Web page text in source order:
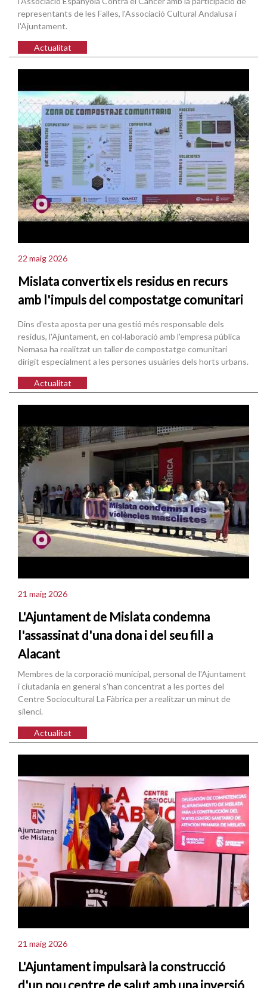
representants de les Falles, l'Associació Cultural Andalusa i
l'Ajuntament.
Actualitat
22 maig 2026
Mislata convertix els residus en recurs
amb l'impuls del compostatge comunitari
Dins d'esta aposta per una gestió més responsable dels
residus, l'Ajuntament, en col·laboració amb l'empresa pública
Nemasa ha realitzat un taller de compostatge comunitari
dirigit especialment a les persones usuàries dels horts urbans.
Actualitat
21 maig 2026
L'Ajuntament de Mislata condemna
l'assassinat d'una dona i del seu fill a
Alacant
Membres de la corporació municipal, personal de l'Ajuntament
i ciutadania en general s'han concentrat a les portes del
Centre Sociocultural La Fàbrica per a realitzar un minut de
silenci.
Actualitat
21 maig 2026
L'Ajuntament impulsarà la construcció
d'un nou centre de salut amb una inversió